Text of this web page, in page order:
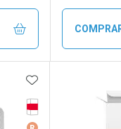
FECHAR
FECHAR
Tarja Vermelha
Medicamento De
ADICIONAR AOS